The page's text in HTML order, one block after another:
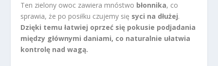
Ten zielony owoc zawiera mnóstwo błonnika, co
sprawia, że po posiłku czujemy się syci na dłużej.
Dzięki temu łatwiej oprzeć się pokusie podjadania
między głównymi daniami, co naturalnie ułatwia
kontrolę nad wagą.